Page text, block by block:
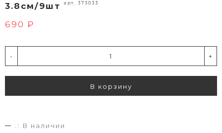
3.8см/9шт
арт. 373033
690 ₽
- +
В корзину
.:
В наличии